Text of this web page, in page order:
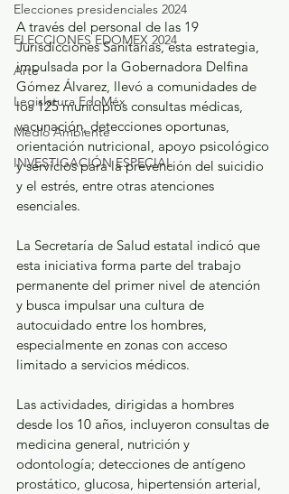
Elecciones presidenciales 2024
ELECCIONES EDOMEX 2024
Arte
Legislatura EdoMéx
Medio Ambiente
INVESTIGACIÓN ESPECIAL
A través del personal de las 19
Jurisdicciones Sanitarias, esta estrategia,
impulsada por la Gobernadora Delfina
Gómez Álvarez, llevó a comunidades de
los 125 municipios consultas médicas,
vacunación, detecciones oportunas,
orientación nutricional, apoyo psicológico
y servicios para la prevención del suicidio
y el estrés, entre otras atenciones
esenciales.
La Secretaría de Salud estatal indicó que
esta iniciativa forma parte del trabajo
permanente del primer nivel de atención
y busca impulsar una cultura de
autocuidado entre los hombres,
especialmente en zonas con acceso
limitado a servicios médicos.
Las actividades, dirigidas a hombres
desde los 10 años, incluyeron consultas de
medicina general, nutrición y
odontología; detecciones de antígeno
prostático, glucosa, hipertensión arterial,